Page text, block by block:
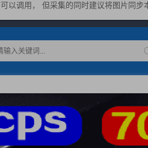
以调用， 但采集的同时建议将图片同步